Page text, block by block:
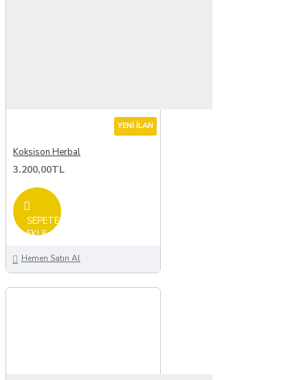
YENI İLAN
Koksison Herbal
3.200,00TL
SEPETE
EKLE
Hemen Satın Al